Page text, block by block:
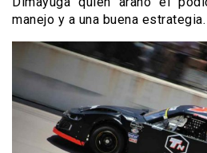
manejo y a una buena estrategia.